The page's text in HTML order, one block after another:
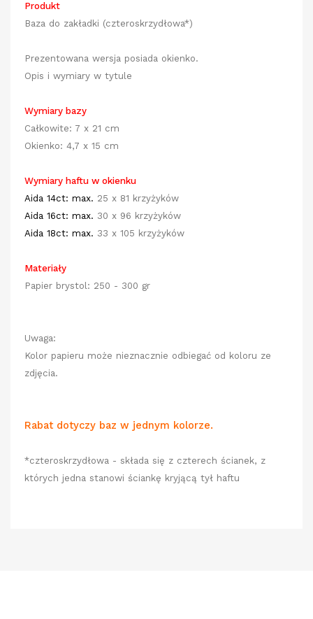
Produkt
Baza do zakładki (czteroskrzydłowa*)
Prezentowana wersja posiada okienko.
Opis i wymiary w tytule
Wymiary bazy
Całkowite: 7 x 21 cm
Okienko: 4,7 x 15 cm
Wymiary haftu w okienku
Aida 14ct: max. 25 x 81 krzyżyków
Aida 16ct: max. 30 x 96 krzyżyków
Aida 18ct: max. 33 x 105 krzyżyków
Materiały
Papier brystol: 250 - 300 gr
Uwaga:
Kolor papieru może nieznacznie odbiegać od koloru ze
zdjęcia.
Rabat dotyczy baz w jednym kolorze.
*czteroskrzydłowa - składa się z czterech ścianek, z
których jedna stanowi ściankę kryjącą tył haftu